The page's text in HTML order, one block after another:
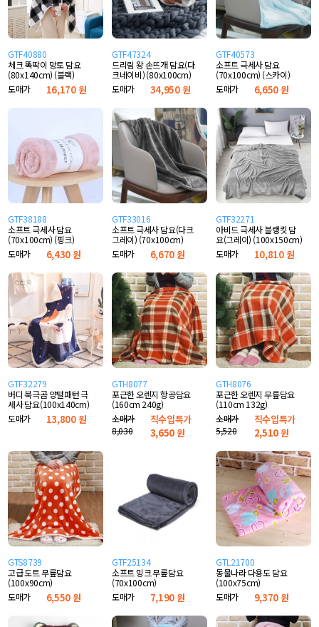
GTF40880
체크 똑딱이 망토 담요
(80x140cm) (블랙)
도매가
16,170 원
GTF47324
드리림 왕 손뜨개 담요(다
크네이비) (80x100cm)
도매가
34,950 원
GTF40573
소프트 극세사 담요
(70x100cm) (스카이)
도매가
6,650 원
GTF38188
소프트 극세사 담요
(70x100cm) (핑크)
도매가
6,430 원
GTF33016
소프트 극세사 담요(다크
그레이) (70x100cm)
도매가
6,670 원
GTF32271
아비드 극세사 블랭킷 담
요(그레이) (100x150cm)
도매가
10,810 원
GTF32279
버디 북극곰 양털패턴 극
세사 담요(100x140cm)
도매가
13,800 원
GTH8077
포근한 오렌지 항공담요
(160cm 240g)
소매가
8,030
직수입특가
3,650원
GTH8076
포근한 오렌지 무릎담요
(110cm 132g)
소매가
5,520
직수입특가
2,510원
GTS8739
고급 도트 무릎담요
(100x90cm)
도매가
6,550 원
GTF25134
소프트 밍크 무릎담요
(70x100cm)
도매가
7,190 원
GTL21700
동물나라 다용도 담요
(100x75cm)
도매가
9,370 원